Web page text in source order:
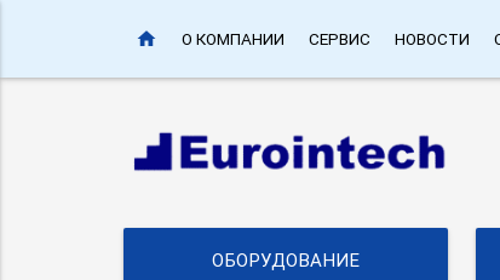
home О КОМПАНИИ СЕРВИС НОВОСТИ
ОБОРУДОВАНИЕ